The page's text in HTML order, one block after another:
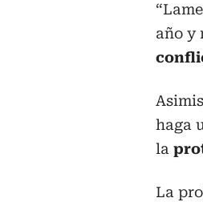
año y
haga
la
La